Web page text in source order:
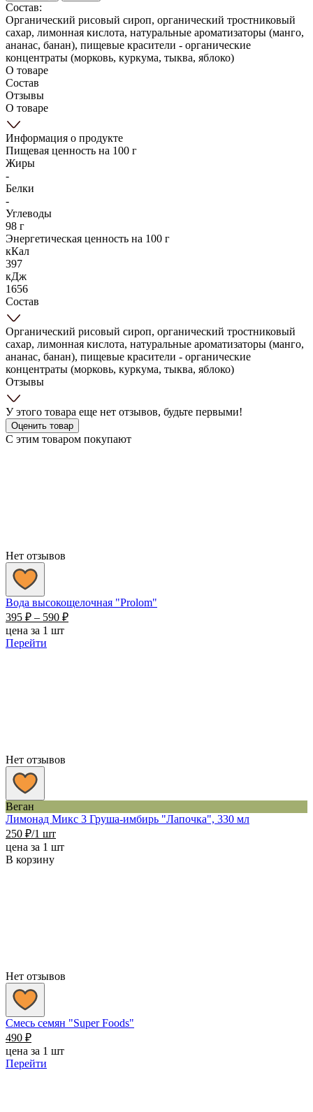
Состав:
Органический рисовый сироп, органический тростниковый
сахар, лимонная кислота, натуральные ароматизаторы (манго,
ананас, банан), пищевые красители - органические
концентраты (морковь, куркума, тыква, яблоко)
О товаре
Состав
Отзывы
О товаре
Информация о продукте
Пищевая ценность на 100 г
Жиры
-
Белки
-
Углеводы
98 г
Энергетическая ценность на 100 г
кКал
397
кДж
1656
Состав
Органический рисовый сироп, органический тростниковый
сахар, лимонная кислота, натуральные ароматизаторы (манго,
ананас, банан), пищевые красители - органические
концентраты (морковь, куркума, тыква, яблоко)
Отзывы
У этого товара еще нет отзывов, будьте первыми!
Оценить товар
С этим товаром покупают
Нет отзывов
Вода высокощелочная "Prolom"
395 ₽ – 590 ₽Диапазон
цена за 1 шт
Перейти
Нет отзывов
Веган
Лимонад Микс 3 Груша-имбирь "Лапочка", 330 мл
250 ₽/1 шт
цена за 1 шт
В корзину
Нет отзывов
Смесь семян "Super Foods"
490 ₽
цена за 1 шт
Перейти